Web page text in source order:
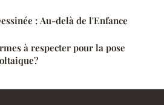
: Au-delà de l'Enfance
à respecter pour la pose